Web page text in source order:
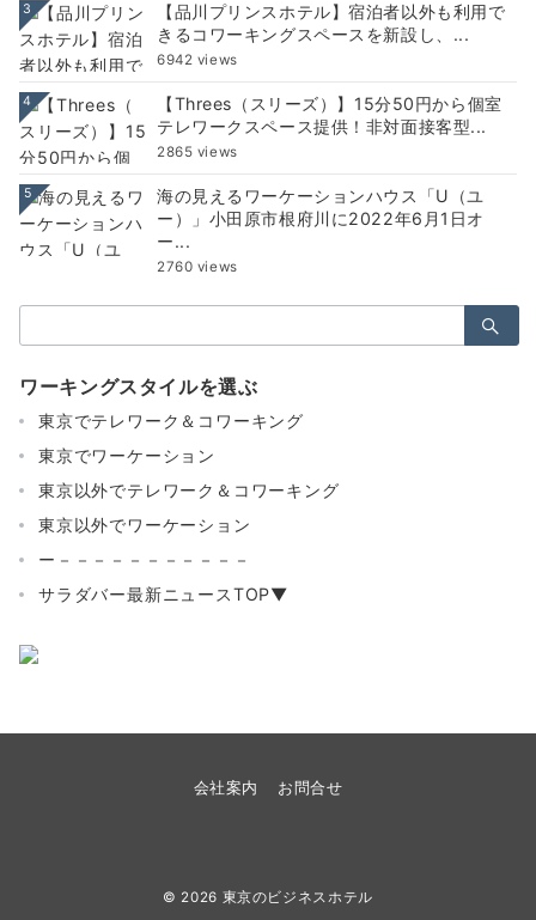
3
【品川プリンスホテル】宿泊者以外も利用で
きるコワーキングスペースを新設し、...
6942 views
4
【Threes（スリーズ）】15分50円から個室
テレワークスペース提供！非対面接客型...
2865 views
5
海の見えるワーケーションハウス「U（ユ
ー）」小田原市根府川に2022年6月1日オ
ー...
2760 views
索：
ワーキングスタイルを選ぶ
東京でテレワーク＆コワーキング
東京でワーケーション
東京以外でテレワーク＆コワーキング
東京以外でワーケーション
ー－－－－－－－－－－－
サラダバー最新ニュースTOP▼
会社案内 お問合せ
© 2026 東京のビジネスホテル